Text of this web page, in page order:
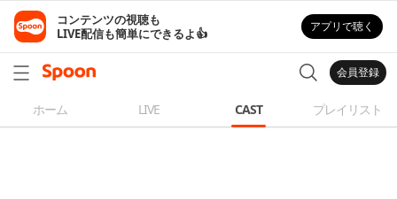
コンテンツの視聴も
LIVE配信も簡単にできるよ👍
アプリで聴く
会員登録
ホーム LIVE CAST プレイリスト